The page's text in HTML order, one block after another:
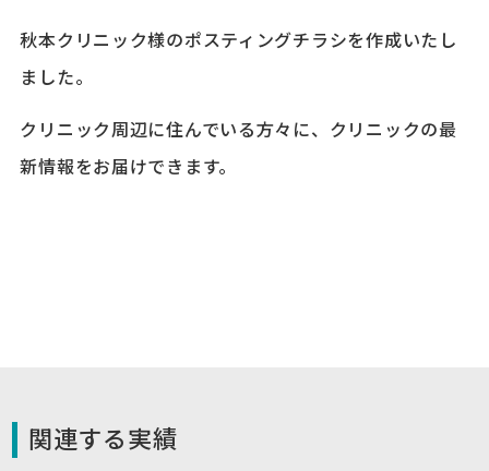
秋本クリニック様のポスティングチラシを作成いたし
ました。
クリニック周辺に住んでいる方々に、クリニックの最
新情報をお届けできます。
関連する実績